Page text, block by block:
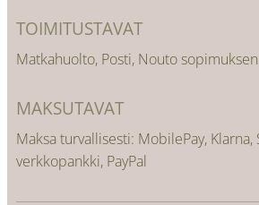
TOIMITUSTAVAT
Matkahuolto, Posti, Nouto
MAKSUTAVAT
Maksa turvallisesti: MobilePay,
verkkopankki, PayPal